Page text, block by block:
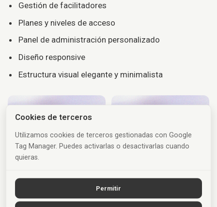
Gestión de facilitadores
Planes y niveles de acceso
Panel de administración personalizado
Diseño responsive
Estructura visual elegante y minimalista
Cookies de terceros
Utilizamos cookies de terceros gestionadas con Google
Tag Manager. Puedes activarlas o desactivarlas cuando
quieras.
Permitir